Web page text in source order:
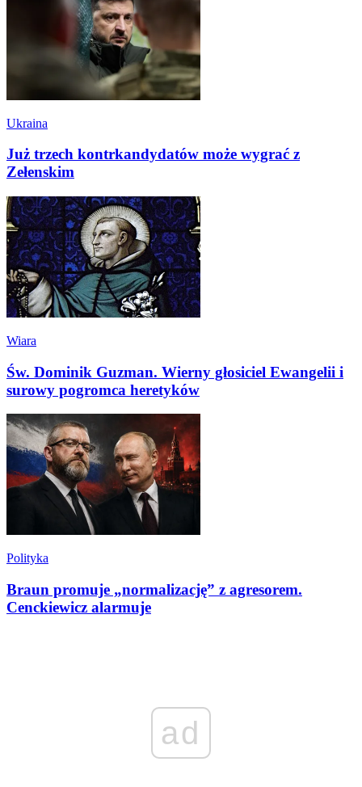
Ukraina
Już trzech kontrkandydatów może wygrać z
Zełenskim
Wiara
Św. Dominik Guzman. Wierny głosiciel Ewangelii i
surowy pogromca heretyków
Polityka
Braun promuje „normalizację” z agresorem.
Cenckiewicz alarmuje
ad